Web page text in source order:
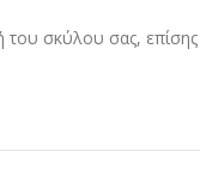
του σκύλου σας,